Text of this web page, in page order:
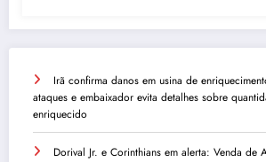
Irã confirma danos em usina de
ataques e embaixador evita detalhes sobre
enriquecido
Dorival Jr. e Corinthians em alerta: Venda de